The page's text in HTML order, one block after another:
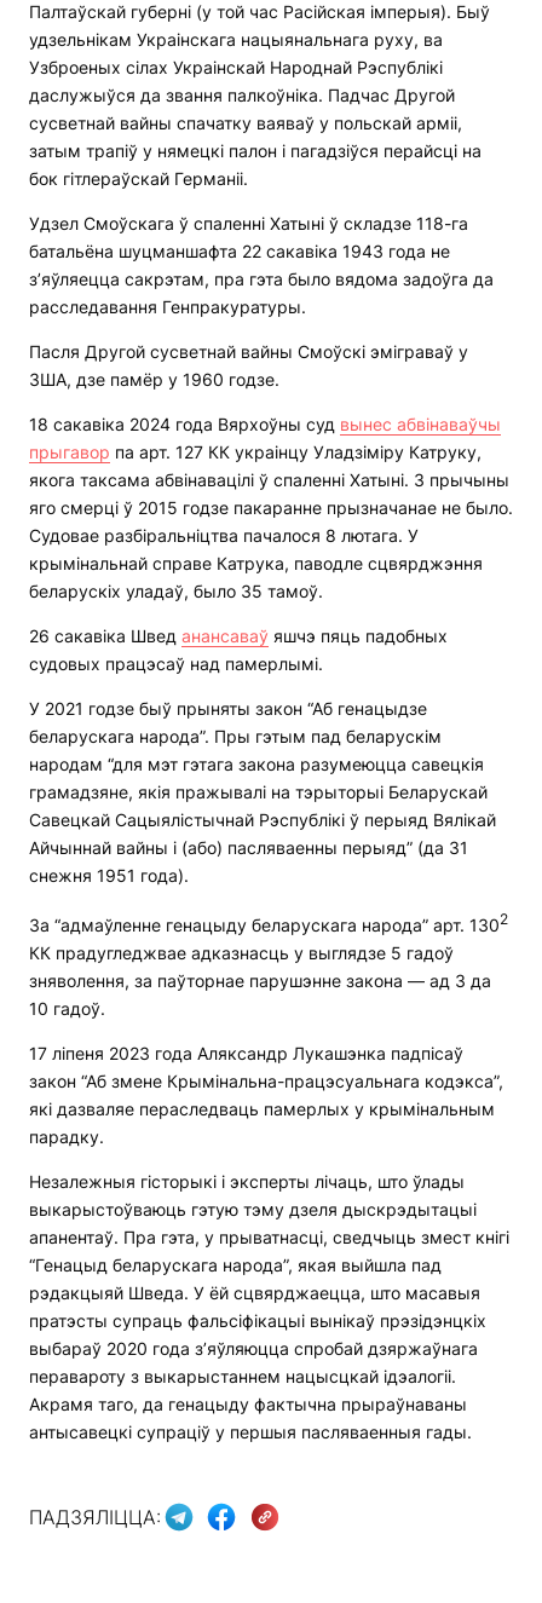
Палтаўскай губерні (у той час Расійская імперыя). Быў
удзельнікам Украінскага нацыянальнага руху, ва
Узброеных сілах Украінскай Народнай Рэспублікі
даслужыўся да звання палкоўніка. Падчас Другой
сусветнай вайны спачатку ваяваў у польскай арміі,
затым трапіў у нямецкі палон і пагадзіўся перайсці на
бок гітлераўскай Германіі.
Удзел Смоўскага ў спаленні Хатыні ў складзе 118-га
батальёна шуцманшафта 22 сакавіка 1943 года не
з’яўляецца сакрэтам, пра гэта было вядома задоўга да
расследавання Генпракуратуры.
Пасля Другой сусветнай вайны Смоўскі эміграваў у
ЗША, дзе памёр у 1960 годзе.
18 сакавіка 2024 года Вярхоўны суд вынес абвінаваўчы
прыгавор па арт. 127 КК украінцу Уладзіміру Катруку,
якога таксама абвінавацілі ў спаленні Хатыні. З прычыны
яго смерці ў 2015 годзе пакаранне прызначанае не было.
Судовае разбіральніцтва пачалося 8 лютага. У
крымінальнай справе Катрука, паводле сцвярджэння
беларускіх уладаў, было 35 тамоў.
26 сакавіка Швед анансаваў яшчэ пяць падобных
судовых працэсаў над памерлымі.
У 2021 годзе быў прыняты закон “Аб генацыдзе
беларускага народа”. Пры гэтым пад беларускім
народам “для мэт гэтага закона разумеюцца савецкія
грамадзяне, якія пражывалі на тэрыторыі Беларускай
Савецкай Сацыялістычнай Рэспублікі ў перыяд Вялікай
Айчыннай вайны і (або) пасляваенны перыяд” (да 31
снежня 1951 года).
За “адмаўленне генацыду беларускага народа” арт. 1302
КК прадугледжвае адказнасць у выглядзе 5 гадоў
зняволення, за паўторнае парушэнне закона — ад 3 да
10 гадоў.
17 ліпеня 2023 года Аляксандр Лукашэнка падпісаў
закон “Аб змене Крымінальна-працэсуальнага кодэкса”,
які дазваляе пераследваць памерлых у крымінальным
парадку.
Незалежныя гісторыкі і эксперты лічаць, што ўлады
выкарыстоўваюць гэтую тэму дзеля дыскрэдытацыі
апанентаў. Пра гэта, у прыватнасці, сведчыць змест кнігі
“Генацыд беларускага народа”, якая выйшла пад
рэдакцыяй Шведа. У ёй сцвярджаецца, што масавыя
пратэсты супраць фальсіфікацыі вынікаў прэзідэнцкіх
выбараў 2020 года з’яўляюцца спробай дзяржаўнага
перавароту з выкарыстаннем нацысцкай ідэалогіі.
Акрамя таго, да генацыду фактычна прыраўнаваны
антысавецкі супраціў у першыя пасляваенныя гады.
ПАДЗЯЛІЦЦА: